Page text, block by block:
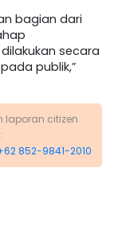
bagian dari
secara
publik,”
laporan citizen
852-9841-2010